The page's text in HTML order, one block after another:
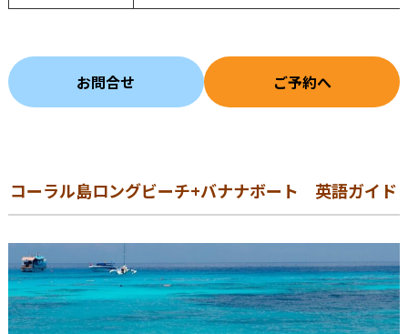
お問合せ ご予約へ
コーラル島ロングビーチ+バナナボート 英語ガイド